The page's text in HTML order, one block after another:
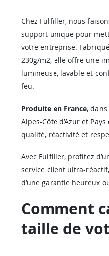
Chez Fulfiller, nous
support unique pour
votre entreprise.
230g/m2, elle offre une
lumineuse, lavable et
feu.
Produite en France,
Alpes-Côte d’Azur et
qualité, réactivité et
Avec Fulfiller, profitez
service client ultra-
d’une garantie heureux
Comment
taille de